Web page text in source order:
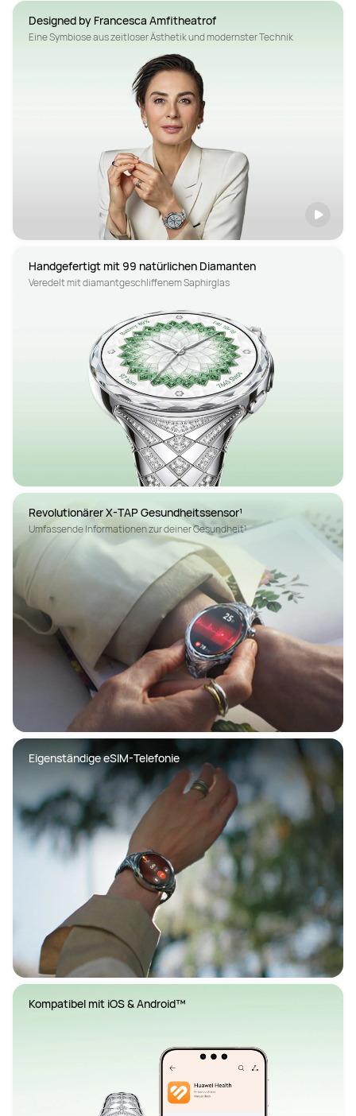
Eine Symbiose aus zeitloser Ästhetik und modernster Technik
Handgefertigt mit 99 natürlichen Diamanten
Veredelt mit diamantgeschliffenem Saphirglas
Revolutionärer X-TAP Gesundheitssensor¹
Umfassende Informationen zur deiner Gesundheit¹
Eigenständige eSIM-Telefonie
Kompatibel mit iOS & Android™